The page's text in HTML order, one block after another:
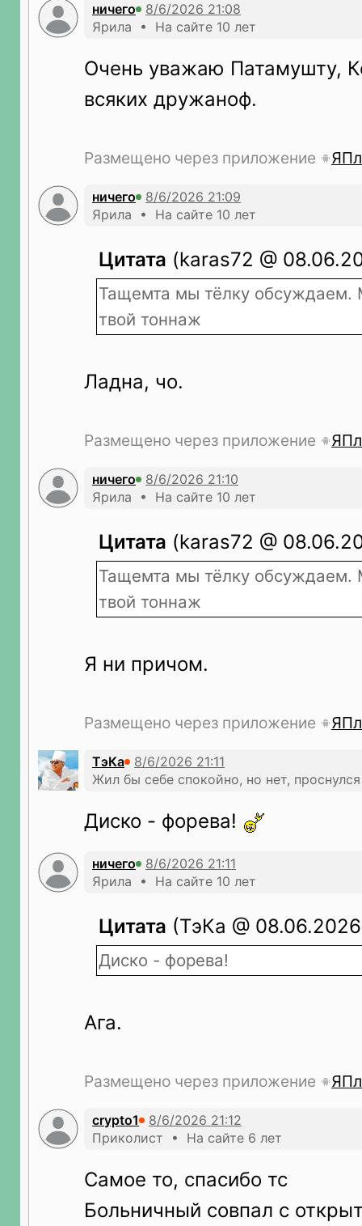
ничего
Ярила • На сайте 10 лет
Очень уважаю Патамушту,
всяких дружаноф.
Размещено через приложение
ничего
Ярила • На сайте 10 лет
Цитата (karas72 @
Тащемта мы тёлку обсуждаем.
твой тоннаж
Ладна, чо.
Размещено через приложение
ничего
Ярила • На сайте 10 лет
Цитата (karas72 @
Тащемта мы тёлку обсуждаем.
твой тоннаж
Я ни причом.
Размещено через приложение
ТэКа
Жил бы себе спокойно, нo нет,
Диско - форева!
ничего
Ярила • На сайте 10 лет
Цитата (ТэКа @
Диско - форева!
Ага.
Размещено через приложение
crypto1
Приколист • На сайте 6 лет
Самое то, спасибо тс
Больничный совпал с